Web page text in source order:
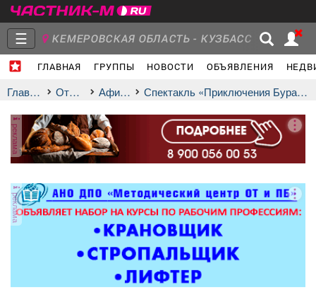
☰ КЕМЕРОВСКАЯ ОБЛАСТЬ - КУЗБАСС
ГЛАВНАЯ ГРУППЫ НОВОСТИ ОБЪЯВЛЕНИЯ
Объявления Недвижимость Услуги
Главная Отдых афиша Спектакль «Приключения Буратино»
реклама
реклама